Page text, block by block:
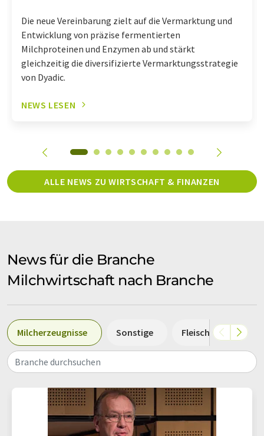
Die neue Vereinbarung zielt auf die Vermarktung und
Entwicklung von präzise fermentierten
Milchproteinen und Enzymen ab und stärkt
gleichzeitig die diversifizierte Vermarktungsstrategie
von Dyadic.
NEWS LESEN
ALLE NEWS ZU WIRTSCHAFT & FINANZEN
News für die Branche
Milchwirtschaft nach Branche
Milcherzeugnisse Sonstige Fleischprodukte
Branche durchsuchen